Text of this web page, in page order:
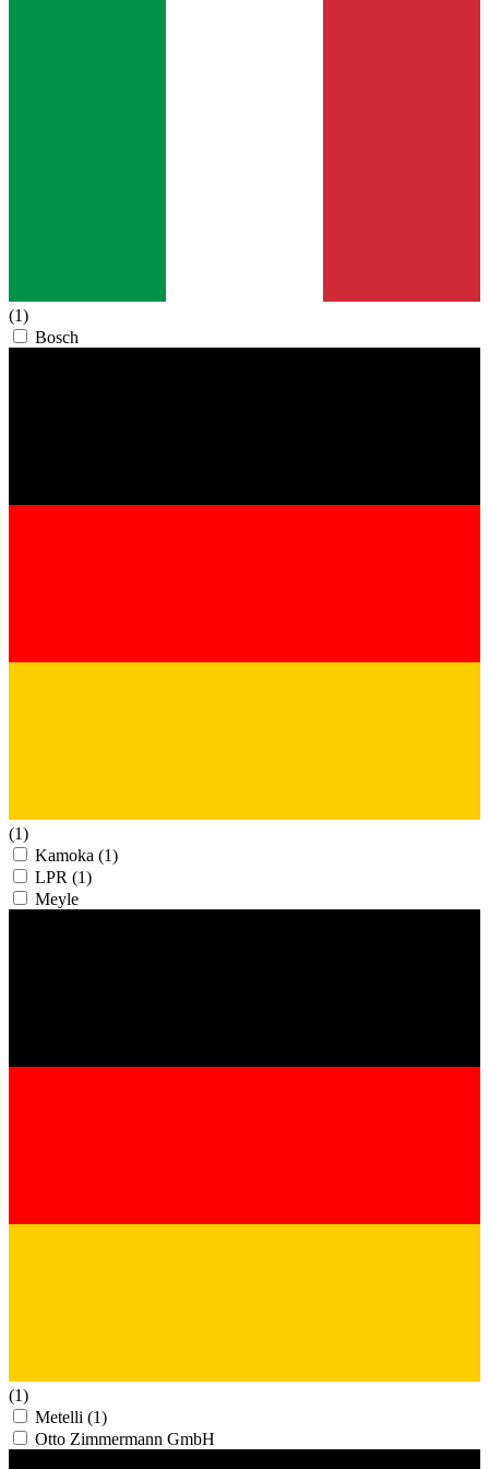
(1)
Bosch
(1)
Kamoka (1)
LPR (1)
Meyle
(1)
Metelli (1)
Otto Zimmermann GmbH